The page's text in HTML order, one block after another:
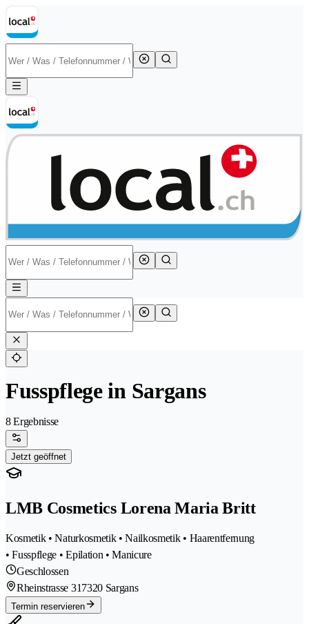
Fusspflege in Sargans
8 Ergebnisse
Jetzt geöffnet
LMB Cosmetics Lorena Maria Britt
Kosmetik • Naturkosmetik • Nailkosmetik • Haarentfernung
• Fusspflege • Epilation • Manicure
Geschlossen
Rheinstrasse 317320 Sargans
Termin reservieren